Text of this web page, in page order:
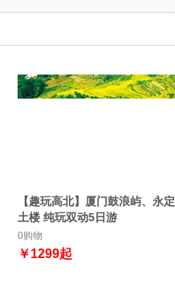
【趣玩高北】厦门鼓浪屿、永定
土楼 纯玩双动5日游
0购物
￥1299起